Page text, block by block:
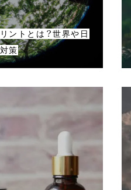
ントとは？世界や日
策